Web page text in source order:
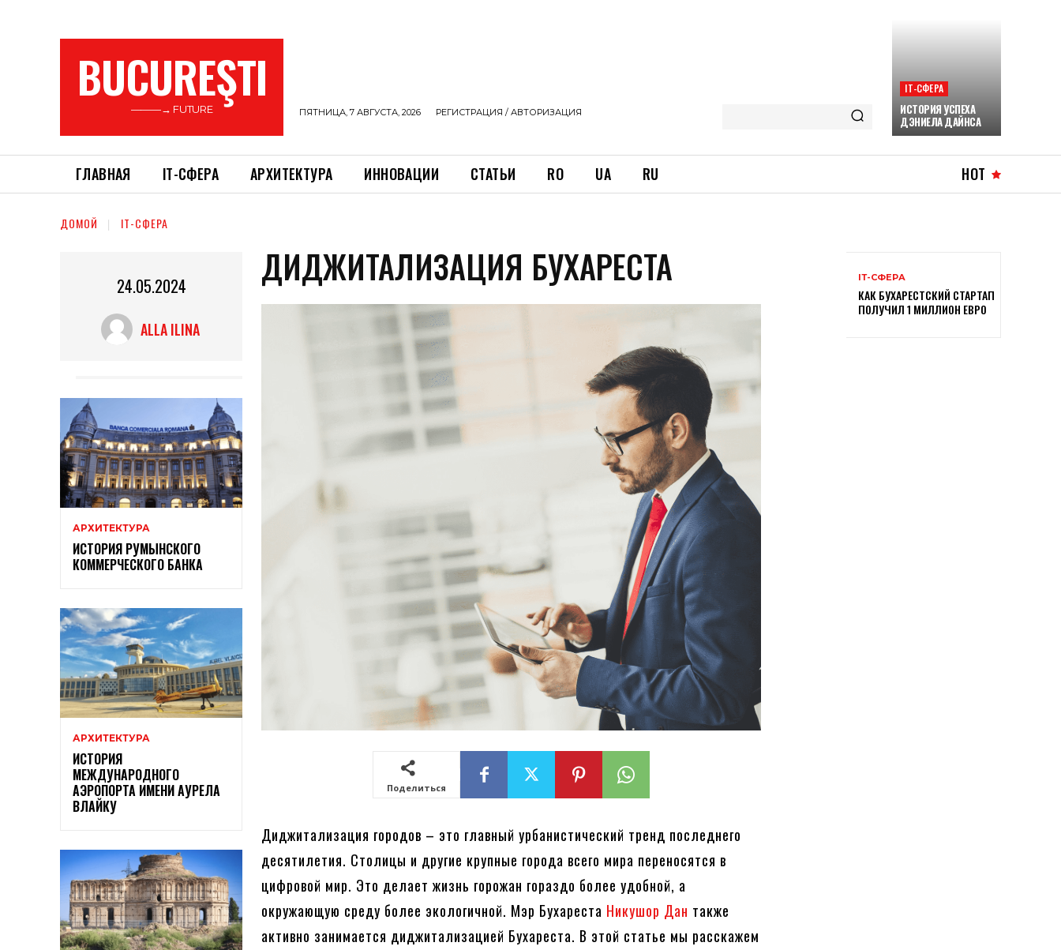
BUCUREŞTI
———→ FUTURE ПЯТНИЦА, 7 АВГУСТА, 2026 РЕГИСТРАЦИЯ / АВТОРИЗАЦИЯ
ІТ-СФЕРА
ИСТОРИЯ УСПЕХА
ДЭНИЕЛА ДАЙНСА
ГЛАВНАЯ ІТ-СФЕРА АРХИТЕКТУРА ИННОВАЦИИ СТАТЬИ RO UA RU HOT
ДОМОЙ ІТ-СФЕРА
24.05.2024
ALLA ILINA
АРХИТЕКТУРА
ИСТОРИЯ РУМЫНСКОГО
КОММЕРЧЕСКОГО БАНКА
АРХИТЕКТУРА
ИСТОРИЯ
МЕЖДУНАРОДНОГО
АЭРОПОРТА ИМЕНИ АУРЕЛА
ВЛАЙКУ
ДИДЖИТАЛИЗАЦИЯ БУХАРЕСТА
Поделиться
Диджитализация городов – это главный урбанистический тренд последнего
десятилетия. Столицы и другие крупные города всего мира переносятся в
цифровой мир. Это делает жизнь горожан гораздо более удобной, а
окружающую среду более экологичной. Мэр Бухареста Никушор Дан также
активно занимается диджитализацией Бухареста. В этой статье мы расскажем
ІТ-СФЕРА
КАК БУХАРЕСТСКИЙ СТАРТАП
ПОЛУЧИЛ 1 МИЛЛИОН ЕВРО